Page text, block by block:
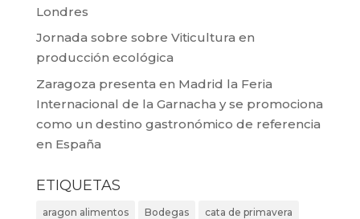
Londres
Jornada sobre sobre Viticultura en
producción ecológica
Zaragoza presenta en Madrid la Feria
Internacional de la Garnacha y se promociona
como un destino gastronómico de referencia
en España
ETIQUETAS
aragon alimentos Bodegas cata de primavera